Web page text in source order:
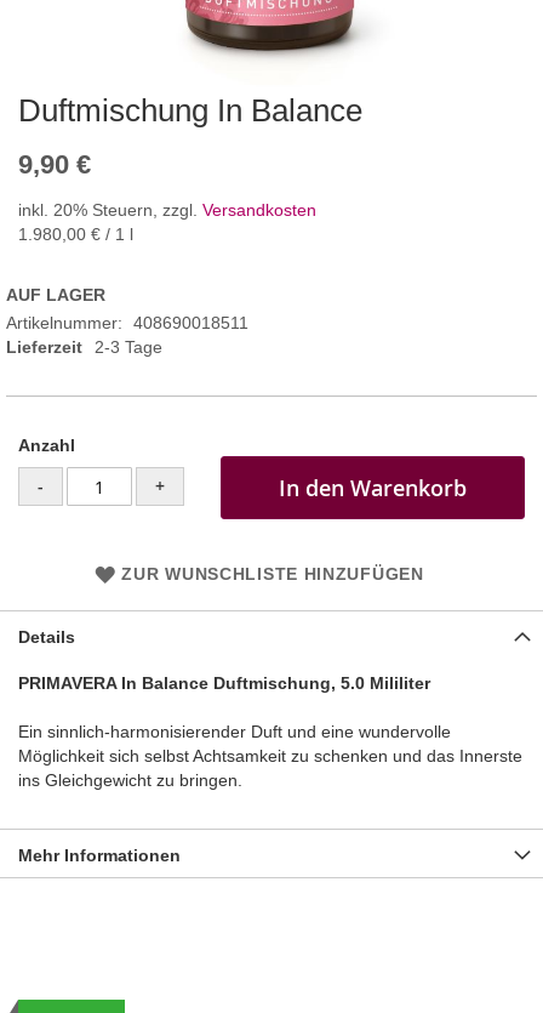
Duftmischung In Balance
9,90 €
inkl. 20% Steuern, zzgl. Versandkosten
1.980,00 € / 1 l
AUF LAGER
Artikelnummer
408690018511
Lieferzeit
2-3 Tage
Anzahl
- + In den Warenkorb
ZUR WUNSCHLISTE HINZUFÜGEN
Details
PRIMAVERA In Balance Duftmischung, 5.0 Mililiter
Ein sinnlich-harmonisierender Duft und eine wundervolle
Möglichkeit sich selbst Achtsamkeit zu schenken und das Innerste
ins Gleichgewicht zu bringen.
Mehr Informationen